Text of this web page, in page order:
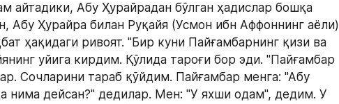
айтадики, Абу Ҳурайрадан бўлган ҳадислар бошқа
Абу Ҳурайра билан Руқайя (Усмон ибн Аффоннинг аёли)
ҳақидаги ривоят. "Бир куни Пайғамбарнинг қизи ва
уйига кирдим. Қўлида тароғи бор эди. "Пайғамбар
Сочларини тараб қўйдим. Пайғамбар менга: "Абу
нима дейсан?" дедилар. Мен: "У яхши одам", дедим. У